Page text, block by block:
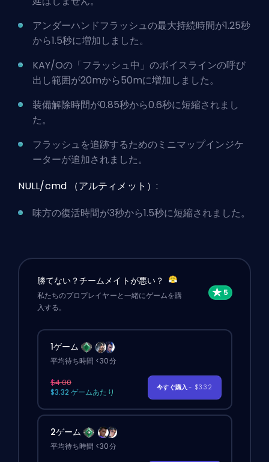
アンダーハンドフラッシュの最大持続時間が1.25秒
から1.5秒に増加しました。
KAY/Oの「フラッシュ中」のボイスラインの呼び
出し範囲が20mから50mに増加しました。
装備解除時間が0.85秒から0.6秒に短縮されまし
た。
フラッシュを追跡するためのミニマップインジケ
ーターが追加されました。
NULL/cmd （アルティメット）:
味方の復活時間が3秒から1.5秒に短縮されました。
勝てない？チームメイトが悪い？
私たちのプロプレイヤーと一緒にゲームを購
入する。
1ゲーム
平均待ち時間 <30分
$4.00
$3.32 ゲームあたり
今すぐ購入- $3.32
2ゲーム
平均待ち時間 <30分